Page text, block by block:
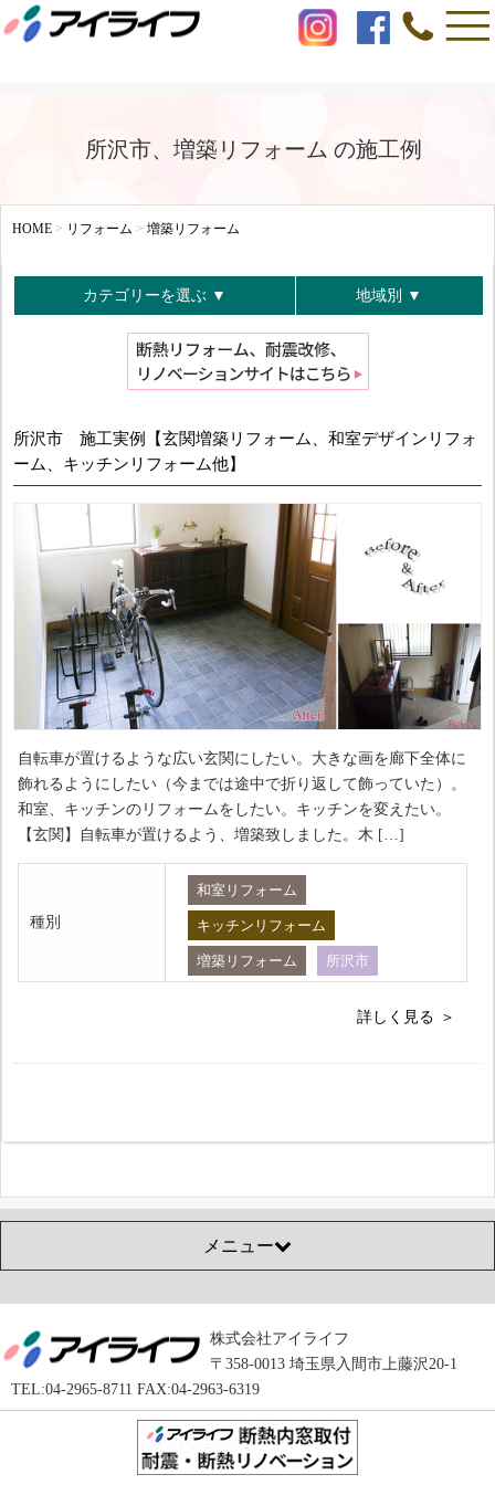
所沢市、増築リフォーム の施工例
HOME > リフォーム > 増築リフォーム
カテゴリーを選ぶ ▼ 地域別 ▼
所沢市 施工実例【玄関増築リフォーム、和室デザインリフォ
ーム、キッチンリフォーム他】
自転車が置けるような広い玄関にしたい。大きな画を廊下全体に
飾れるようにしたい（今までは途中で折り返して飾っていた）。
和室、キッチンのリフォームをしたい。キッチンを変えたい。
【玄関】自転車が置けるよう、増築致しました。木 […]
種別
和室リフォーム
キッチンリフォーム
増築リフォーム 所沢市
詳しく見る
メニュー
株式会社アイライフ
〒358-0013 埼玉県入間市上藤沢20-1
TEL:04-2965-8711 FAX:04-2963-6319